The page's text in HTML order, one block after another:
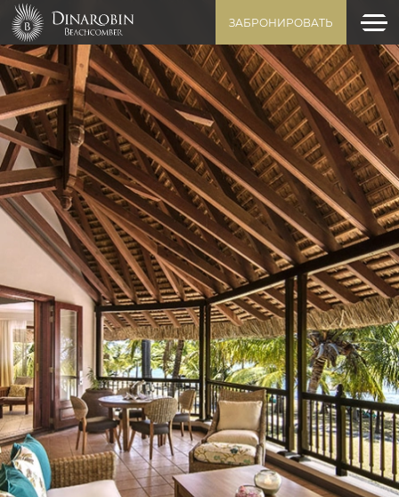
ЗАБРОНИРОВАТЬ